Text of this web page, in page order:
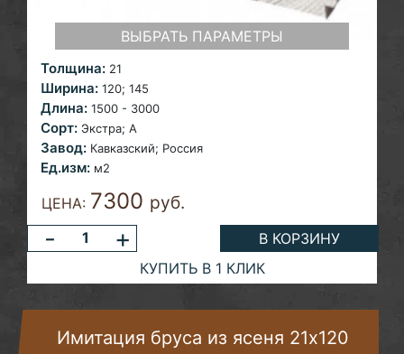
ВЫБРАТЬ ПАРАМЕТРЫ
Толщина: 21
Ширина: 120; 145
Длина: 1500 - 3000
Сорт: Экстра; A
Завод: Кавказский; Россия
Ед.изм: м2
ЦЕНА: 7300 руб.
- +
В КОРЗИНУ
КУПИТЬ В 1 КЛИК
Имитация бруса из ясеня 21х120